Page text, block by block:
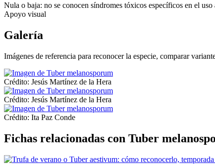
Nula o baja: no se conocen síndromes tóxicos específicos en el
Apoyo visual
Galería
Imágenes de referencia para reconocer la especie, comparar
Crédito: Jesús Martínez de la Hera
Crédito: Jesús Martínez de la Hera
Crédito: Ita Paz Conde
Fichas relacionadas con Tuber